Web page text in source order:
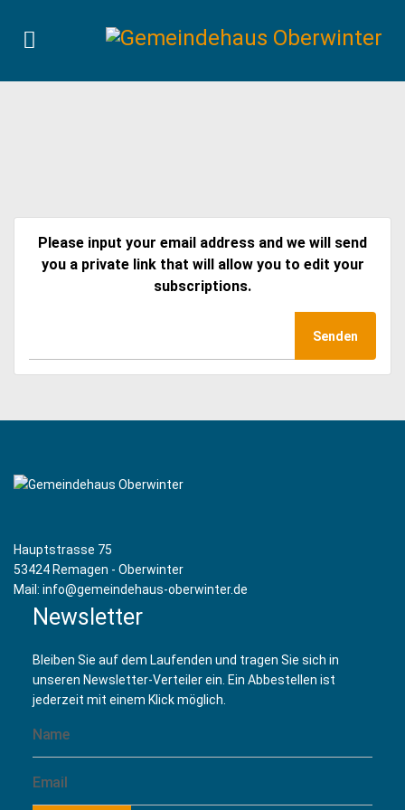
Please input your email address and we will send
you a private link that will allow you to edit your
subscriptions.
Senden
Hauptstrasse 75
53424 Remagen - Oberwinter
Mail: info@gemeindehaus-oberwinter.de
Newsletter
Bleiben Sie auf dem Laufenden und tragen Sie sich in
unseren Newsletter-Verteiler ein. Ein Abbestellen ist
jederzeit mit einem Klick möglich.